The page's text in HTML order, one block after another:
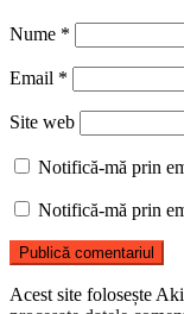
Nume *
Email *
Site web
Notifică-mă prin
Notifică-mă prin
Acest site folosește